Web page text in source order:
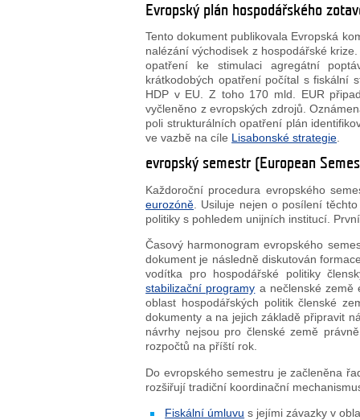
Evropský plán hospodářského
Tento dokument publikovala Evropská
nalézání východisek z hospodářské
opatření ke stimulaci agregátní
krátkodobých opatření počítal s fiskální
HDP v EU. Z toho 170 mld. EUR
vyčleněno z evropských zdrojů.
poli strukturálních opatření plán
ve vazbě na cíle Lisabonské strategie
evropský semestr (European
Každoroční procedura evropského
eurozóně . Usiluje nejen o posílení
politiky s pohledem unijních institucí.
Časový harmonogram evropského
dokument je následně diskutován
vodítka pro hospodářské politiky
stabilizační programy a nečlenské země
oblast hospodářských politik členské
dokumenty a na jejich základě připravit
návrhy nejsou pro členské země
rozpočtů na příští rok.
Do evropského semestru je začleněna
rozšiřují tradiční koordinační
Fiskální úmluvu s jejími závazky v